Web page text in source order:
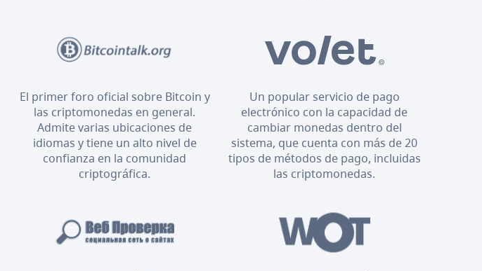
El primer foro oficial sobre Bitcoin y
las criptomonedas en general.
Admite varias ubicaciones de
idiomas y tiene un alto nivel de
confianza en la comunidad
criptográfica.
Un popular servicio de pago
electrónico con la capacidad de
cambiar monedas dentro del
sistema, que cuenta con más de 20
tipos de métodos de pago, incluidas
las criptomonedas.